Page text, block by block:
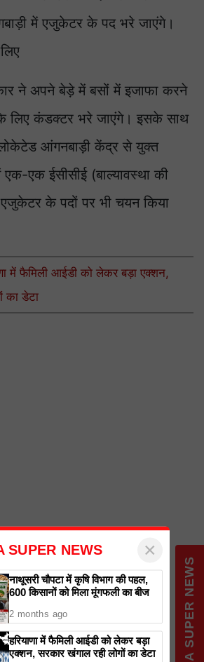
में एजुकेटर के पद भरे जाएंगे।
ने अपने बेड़े में बसों में इजाफा करने
लिए कंडक्टर भरे जाएंगे। इसके साथ
आंगनबाड़ी केंद्र से युक्त
एक-एक ईसीसीई (बाल्यावस्था की
के पदों पर भी चयन किया
में फैमिली आईडी को लेकर बड़ा एक्शन,
का डेटा
की भर्तियां INDIA SUPER NEWS
SUPER NEWS ×
नाथूसरी चौपटा में कृषि विभाग की पहल,
600 किसानों को मिला मूंगफली का बीज
2 months ago
हरियाणा में फैमिली आईडी को लेकर बड़ा
एक्शन, सरकार खंगाल रही लोगों का डेटा